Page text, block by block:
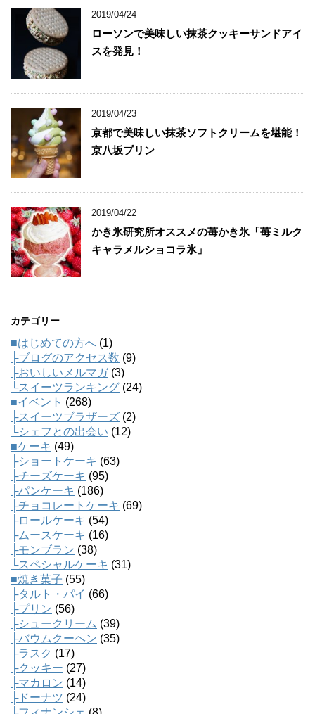
2019/04/24
ローソンで美味しい抹茶クッキーサンドアイ
スを発見！
2019/04/23
京都で美味しい抹茶ソフトクリームを堪能！
京八坂プリン
2019/04/22
かき氷研究所オススメの苺かき氷「苺ミルク
キャラメルショコラ氷」
カテゴリー
■はじめての方へ (1)
├ブログのアクセス数 (9)
├おいしいメルマガ(3)
└スイーツランキング (24)
■イベント (268)
├スイーツブラザーズ (2)
└シェフとの出会い (12)
■ケーキ (49)
├ショートケーキ (63)
├チーズケーキ (95)
├パンケーキ (186)
├チョコレートケーキ (69)
├ロールケーキ (54)
├ムースケーキ (16)
├モンブラン (38)
└スペシャルケーキ (31)
■焼き菓子 (55)
├タルト・パイ (66)
├プリン (56)
├シュークリーム (39)
├バウムクーヘン (35)
├ラスク (17)
├クッキー (27)
├マカロン (14)
├ドーナツ (24)